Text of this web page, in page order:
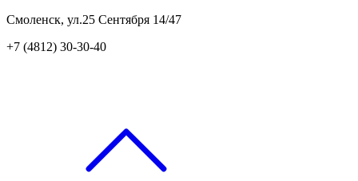
Смоленск, ул.25 Сентября 14/47
+7 (4812) 30-30-40